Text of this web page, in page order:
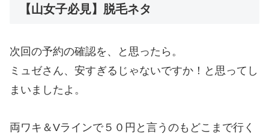
【山女子必見】脱毛ネタ
次回の予約の確認を、と思ったら。
ミュゼさん、安すぎるじゃないですか！と思ってし
まいましたよ。
両ワキ＆Vラインで５０円と言うのもどこまで行く